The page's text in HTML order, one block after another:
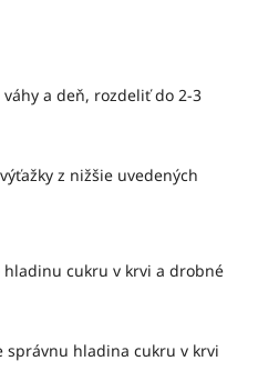
váhy a deň, rozdeliť do 2-3
z nižšie uvedených
hladinu cukru v krvi a drobné
správnu hladina cukru v krvi